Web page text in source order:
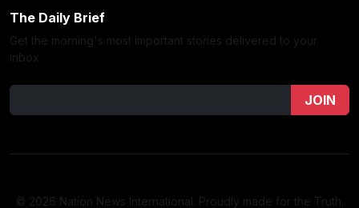
The Daily Brief
Get the morning's most important stories delivered to your
inbox.
JOIN
© 2026 Nation News International. Proudly made for the Truth.